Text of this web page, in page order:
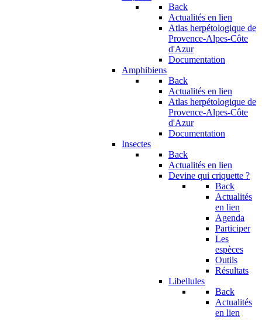
Back
Actualités en lien
Atlas herpétologique de
Provence-Alpes-Côte
d'Azur
Documentation
Amphibiens
Back
Actualités en lien
Atlas herpétologique de
Provence-Alpes-Côte
d'Azur
Documentation
Insectes
Back
Actualités en lien
Devine qui criquette ?
Back
Actualités
en lien
Agenda
Participer
Les
espèces
Outils
Résultats
Libellules
Back
Actualités
en lien